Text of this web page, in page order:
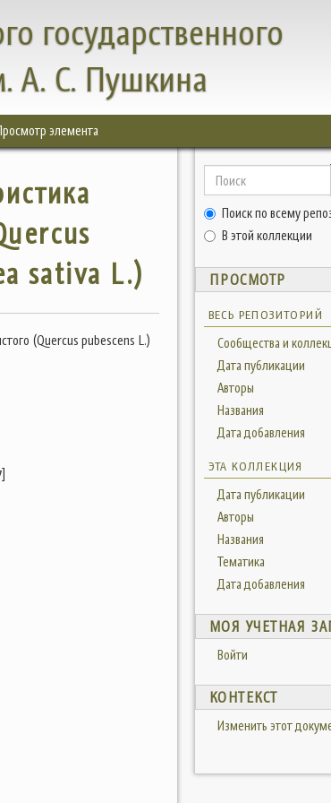
государственного
А. С. Пушкина
элемента
sativa L.)
(Quercus pubescens L.)
Поиск по всему
В этой коллекции
ПРОСМОТР
ВЕСЬ РЕПОЗИТОРИЙ
Сообщества и
Дата публикации
Авторы
Названия
Дата добавления
ЭТА КОЛЛЕКЦИЯ
Дата публикации
Авторы
Названия
Тематика
Дата добавления
МОЯ УЧЕТНАЯ
Войти
КОНТЕКСТ
Изменить этот